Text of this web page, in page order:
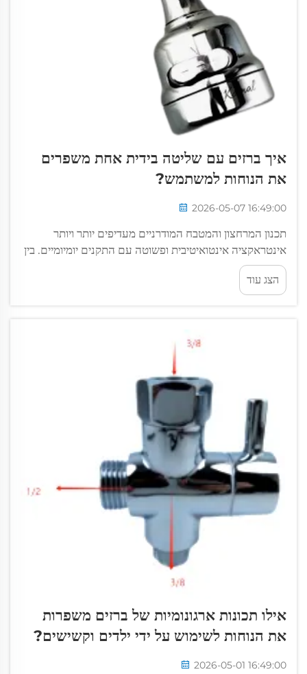
איך ברזים עם שליטה בידית אחת משפרים
את הנוחות למשתמש?
2026-05-07 16:49:00
תכנון המרחצון והמטבח המודרניים מעדיפים יותר ויותר
אינטראקציה אינטואיטיבית ופשוטה עם התקנים יומיומיים. בין
ההמצאות הרבות שיצרו את טכנולוגיית התקנים בעשורים
האחרונים, ברזים בעלי מחברת אחת בולטים כאחד
מהפתרונות ה...
הצג עוד
אילו תכונות ארגונומיות של ברזים משפרות
את הנוחות לשימוש על ידי ילדים וקשישים?
2026-05-01 16:49:00